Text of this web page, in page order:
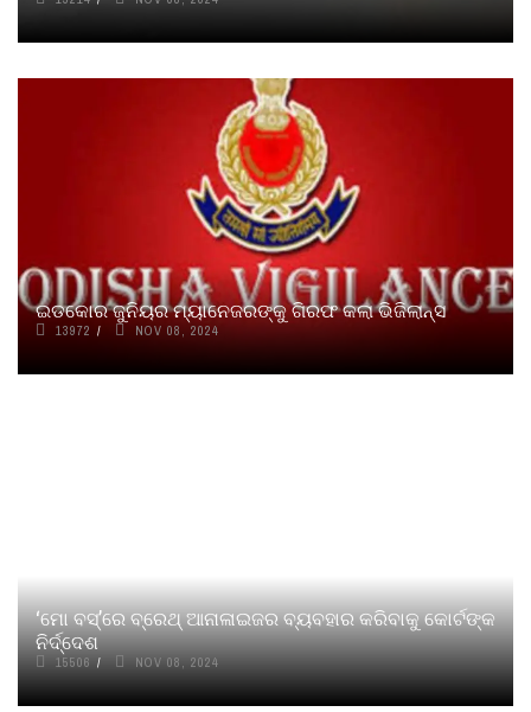
ଇଡକୋର ଜୁନିୟର ମ୍ୟାନେଜରଙ୍କୁ ଗିରଫ କଲା ଭିଜିଲାନ୍ସ
13972 NOV 08, 2024
‘ମୋ ବସ୍‌’ରେ ବ୍ରେଥ୍‌ ଆନାଳାଇଜର ବ୍ୟବହାର କରିବାକୁ କୋର୍ଟଙ୍କ
ନିର୍ଦ୍ଦେଶ
15506 NOV 08, 2024